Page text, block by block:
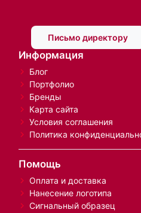
Письмо директору
Информация
Блог
Портфолио
Бренды
Карта сайта
Условия соглашения
Политика
Помощь
Оплата и доставка
Нанесение логотипа
Сигнальный образец